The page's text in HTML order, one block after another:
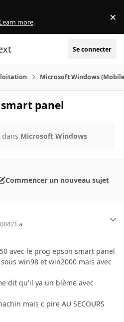
Learn more. ×
Se connecter
Microsoft Windows
smart panel
dans Microsoft Windows
Commencer un nouveau sujet
21 a
avec le prog epson smart panel
win98 et win2000 mais avec
dit qu'il ya un blème avec
mais c pire AU SECOURS